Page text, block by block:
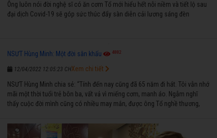
Ông luôn nói đời nghệ sĩ có ăn cơm Tổ mới hiểu hết nỗi niềm và tiết lộ sau
đại dịch Covid-19 sẽ góp sức thúc đẩy sàn diễn cải lương sáng đèn
NSƯT Hùng Minh: Một đời sân khấu 4882
12/04/2022 12:05:23 CH
NSƯT Hùng Minh chia sẻ: “Tính đến nay cũng đã 65 năm đi hát. Tôi vẫn nhớ
mãi một thời tuổi trẻ bôn ba, vất vả vì miếng cơm, manh áo. Ngẫm nghĩ
thấy cuộc đời mình cũng có nhiều may mắn, được ông Tổ nghề thương,
ngược nhận được những cơ may để từng bước thành danh với nghiệp ca
diễn”.
Xem chi tiết